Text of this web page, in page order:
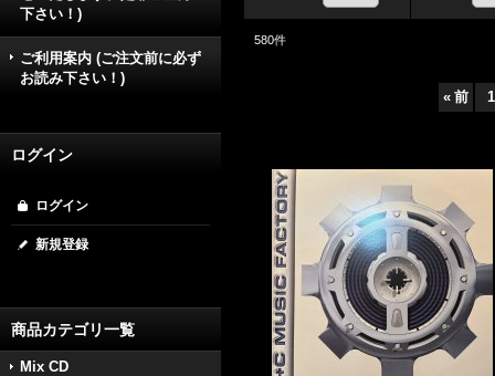
下さい！)
ご利用案内 (ご注文前に必ず
お読み下さい！)
ログイン
ログイン
新規登録
商品カテゴリ一覧
Mix CD
580件
« 前 1